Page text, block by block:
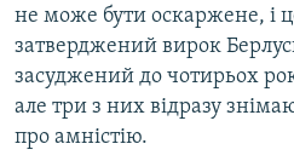
не може бути оскаржене, і
затверджений вирок
засуджений до чотирьох
але три з них відразу
про амністію.